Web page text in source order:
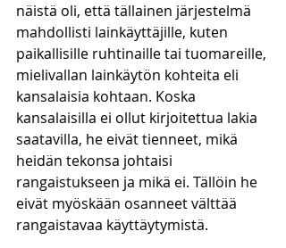
näistä oli, että tällainen järjestelmä
mahdollisti lainkäyttäjille, kuten
paikallisille ruhtinaille tai tuomareille,
mielivallan lainkäytön kohteita eli
kansalaisia kohtaan. Koska
kansalaisilla ei ollut kirjoitettua lakia
saatavilla, he eivät tienneet, mikä
heidän tekonsa johtaisi
rangaistukseen ja mikä ei. Tällöin he
eivät myöskään osanneet välttää
rangaistavaa käyttäytymistä.